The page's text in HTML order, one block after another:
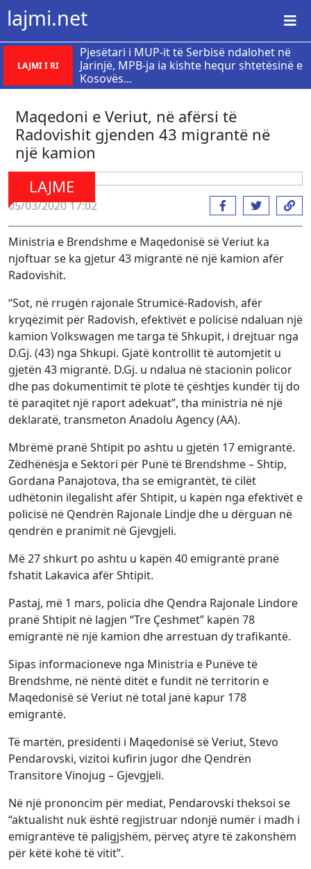
lajmi.net
LAJMI I RI
Pjesëtari i MUP-it të Serbisë ndalohet në
Jarinjë, MPB-ja ia kishte hequr shtetësinë e
Kosovës...
Maqedoni e Veriut, në afërsi të
Radovishit gjenden 43 migrantë në
një kamion
LAJME
05/03/2020 17:02
Ministria e Brendshme e Maqedonisë së Veriut ka
njoftuar se ka gjetur 43 migrantë në një kamion afër
Radovishit.
“Sot, në rrugën rajonale Strumicë-Radovish, afër
kryqëzimit për Radovish, efektivët e policisë ndaluan një
kamion Volkswagen me targa të Shkupit, i drejtuar nga
D.Gj. (43) nga Shkupi. Gjatë kontrollit të automjetit u
gjetën 43 migrantë. D.Gj. u ndalua në stacionin policor
dhe pas dokumentimit të plotë të çështjes kundër tij do
të paraqitet një raport adekuat”, tha ministria në një
deklaratë, transmeton Anadolu Agency (AA).
Mbrëmë pranë Shtipit po ashtu u gjetën 17 emigrantë.
Zëdhënësja e Sektori për Punë të Brendshme – Shtip,
Gordana Panajotova, tha se emigrantët, të cilët
udhëtonin ilegalisht afër Shtipit, u kapën nga efektivët e
policisë në Qendrën Rajonale Lindje dhe u dërguan në
qendrën e pranimit në Gjevgjeli.
Më 27 shkurt po ashtu u kapën 40 emigrantë pranë
fshatit Lakavica afër Shtipit.
Pastaj, më 1 mars, policia dhe Qendra Rajonale Lindore
pranë Shtipit në lagjen “Tre Çeshmet” kapën 78
emigrantë në një kamion dhe arrestuan dy trafikantë.
Sipas informacioneve nga Ministria e Punëve të
Brendshme, në nëntë ditët e fundit në territorin e
Maqedonisë së Veriut në total janë kapur 178
emigrantë.
Të martën, presidenti i Maqedonisë së Veriut, Stevo
Pendarovski, vizitoi kufirin jugor dhe Qendrën
Transitore Vinojug – Gjevgjeli.
Në një prononcim për mediat, Pendarovski theksoi se
“aktualisht nuk është regjistruar ndonjë numër i madh i
emigrantëve të paligjshëm, përveç atyre të zakonshëm
për këtë kohë të vitit”.